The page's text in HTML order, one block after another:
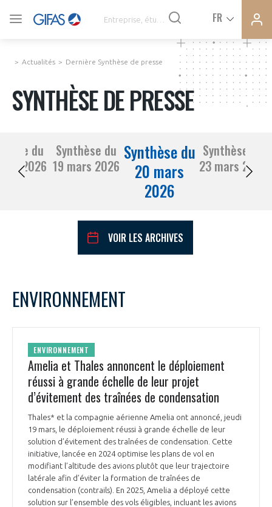
FR
SYNTHÈSE DE PRESSE
COMMUNIQUÉS DE PRESSE
PRÉSENTATION
NOTRE VISION
NOS MISSIONS
NOTRE HISTOIRE
ORGANISATION
L’ÉQUIPE DU GIFAS
NOS RÉSEAUX À L'INTERNATIONAL
FONCTIONNEMENT
GEADS
COMITÉ AERO PME
ACCOMPAGNEMENT DE NOS ADHÉRENTS
LES PROGRAMMES DU GIFAS
LA MÉDIATION
Actualités Dernière Synthèse de presse
SYNTHÈSE DE PRESSE
du
18 mars 2026
Synthèse du
19 mars 2026
Synthèse du
20 mars
2026
Synthèse du
23 mars 2026
VOIR LES ARCHIVES
L
M
1
2
9
12 13
17
25 27
ENVIRONNEMENT
ENVIRONNEMENT
Amelia et Thales annoncent le déploiement
réussi à grande échelle de leur projet
d’évitement des traînées de condensation
Thales* et la compagnie aérienne Amelia ont annoncé, jeudi
19 mars, le déploiement réussi à grande échelle de leur
solution d’évitement des traînées de condensation. Cette
initiative, lancée en 2024 optimise les plans de vol en
modifiant l’altitude des avions plutôt que leur trajectoire
latérale afin d’éviter la formation de traînées de
condensation (contrails). En 2025, Amelia a déployé cette
solution sur l’ensemble des vols éligibles, incluant les avions
VOUS ÊTES ADHÉRENTS
PAS ENCORE ADHÉRENT ?
Rejoignez une filière d’excellence et développez
DEMANDE D’ADHÉSION
Avez-vous un statut de droit français ?